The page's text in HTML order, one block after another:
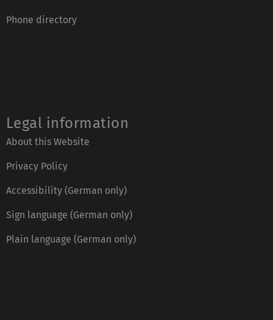
Phone directory
Legal information
About this Website
Privacy Policy
Accessibility (German only)
Sign language (German only)
Plain language (German only)